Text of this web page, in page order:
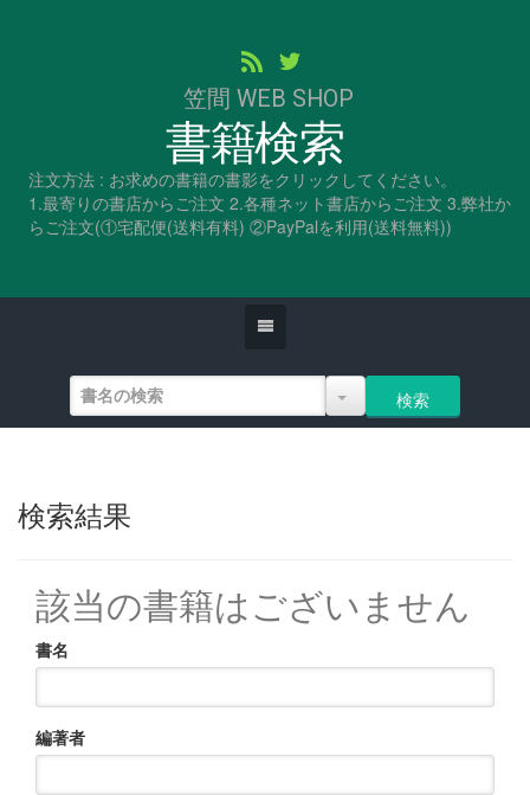
笠間 WEB SHOP
書籍検索
注文方法 : お求めの書籍の書影をクリックしてください。
1.最寄りの書店からご注文 2.各種ネット書店からご注文 3.弊社か
らご注文(①宅配便(送料有料) ②PayPalを利用(送料無料))
検索結果
該当の書籍はございません
書名
編著者